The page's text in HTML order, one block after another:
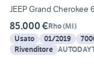
JEEP Grand Cherokee
85.000 €Rho(MI)
Usato
01/2019
Rivenditore